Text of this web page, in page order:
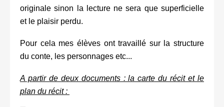
originale sinon la lecture ne sera que superficielle
et le plaisir perdu.
Pour cela mes élèves ont travaillé sur la structure
du conte, les personnages etc...
A partir de deux documents : la carte du récit et le
plan du récit :